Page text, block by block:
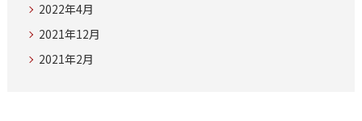
2022年4月
2021年12月
2021年2月